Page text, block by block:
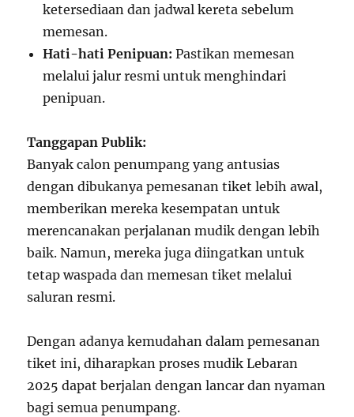
ketersediaan dan jadwal kereta sebelum
memesan.
Hati-hati Penipuan: Pastikan memesan
melalui jalur resmi untuk menghindari
penipuan.
Tanggapan Publik:
Banyak calon penumpang yang antusias
dengan dibukanya pemesanan tiket lebih awal,
memberikan mereka kesempatan untuk
merencanakan perjalanan mudik dengan lebih
baik. Namun, mereka juga diingatkan untuk
tetap waspada dan memesan tiket melalui
saluran resmi.
Dengan adanya kemudahan dalam pemesanan
tiket ini, diharapkan proses mudik Lebaran
2025 dapat berjalan dengan lancar dan nyaman
bagi semua penumpang.